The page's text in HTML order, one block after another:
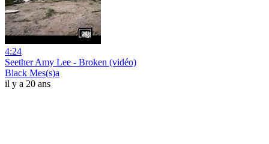
4:24
Seether Amy Lee - Broken (vidéo)
Black Mes(s)a
il y a 20 ans